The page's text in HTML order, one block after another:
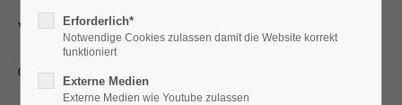
Weihnachtsevent
Zeit: 14:00 Uhr
Erforderlich*
Notwendige Cookies zulassen damit die Website korrekt
funktioniert
Externe Medien
Externe Medien wie Youtube zulassen